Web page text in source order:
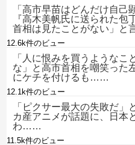
「高市早苗はどんだけ自
『高木美帆氏に送られた
首相は見たことがない」
12.6k件のビュー
「人に恨みを買うような
な」と高市首相を嘲笑った
にケチを付けるも……
12.1k件のビュー
「ピクサー最大の失敗だ」
カ産アニメが話題に、日本
わ……
11.5k件のビュー